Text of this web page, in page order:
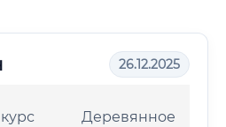
26.12.2025
Деревянное